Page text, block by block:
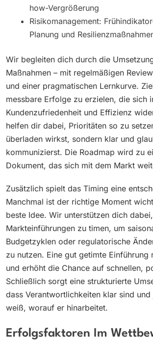
how-Vergrößerung
Risikomanagement:
Planung und
Wir begleiten dich durch die
Maßnahmen – mit regelmäßigen
und einer pragmatischen Lernkurve.
messbare Erfolge zu erzielen, die sich
Kundenzufriedenheit und Effizienz
helfen dir dabei, Prioritäten so zu
überladen wirkst, sondern klar und
kommunizierst. Die Roadmap wird zu
Dokument, das sich mit dem Markt
Zusätzlich spielt das Timing eine
Manchmal ist der richtige Moment
beste Idee. Wir unterstützen dich dabei,
Markteinführungen zu timen, um
Budgetzyklen oder regulatorische
zu nutzen. Eine gut getimte Einführung
und erhöht die Chance auf schnellen,
Schließlich sorgt eine strukturierte
dass Verantwortlichkeiten klar sind und
weiß, worauf er hinarbeitet.
Erfolgsfaktoren Im